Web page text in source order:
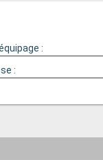
:
: